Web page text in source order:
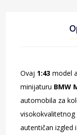
Ovaj 1:43 model
minijaturu BMW
automobila za
autentičan izgled